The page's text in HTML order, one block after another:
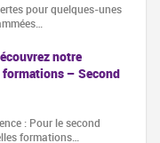
pour quelques-unes
notre
formations – Second
: Pour le second
formations…